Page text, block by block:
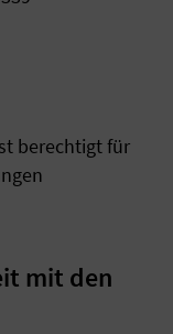
berechtigt für
mit den